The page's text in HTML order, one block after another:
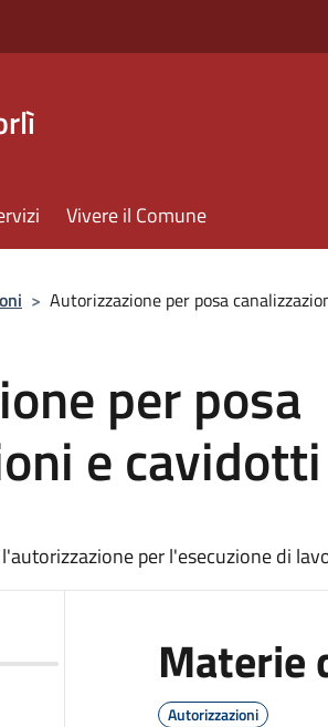
Vivere il Comune
> Autorizzazione per posa
per posa
e cavidotti
per l'esecuzione di
Materie
Autorizzazioni